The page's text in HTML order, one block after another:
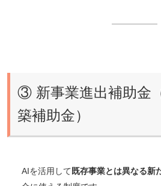
③ 新事業進出補助金
築補助金）
AIを活用して既存事業とは異なる新